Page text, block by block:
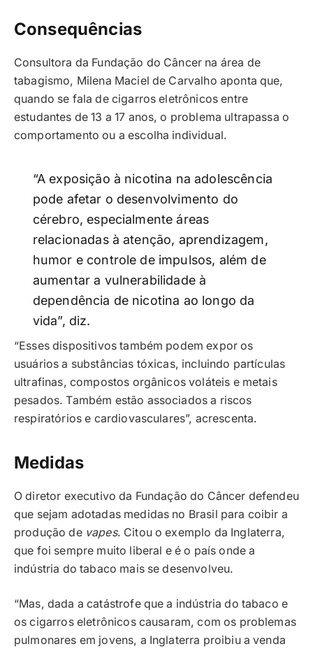
Consequências
Consultora da Fundação do Câncer na área de
tabagismo, Milena Maciel de Carvalho aponta que,
quando se fala de cigarros eletrônicos entre
estudantes de 13 a 17 anos, o problema ultrapassa o
comportamento ou a escolha individual.
“A exposição à nicotina na adolescência
pode afetar o desenvolvimento do
cérebro, especialmente áreas
relacionadas à atenção, aprendizagem,
humor e controle de impulsos, além de
aumentar a vulnerabilidade à
dependência de nicotina ao longo da
vida”, diz.
“Esses dispositivos também podem expor os
usuários a substâncias tóxicas, incluindo partículas
ultrafinas, compostos orgânicos voláteis e metais
pesados. Também estão associados a riscos
respiratórios e cardiovasculares”, acrescenta.
Medidas
O diretor executivo da Fundação do Câncer defendeu
que sejam adotadas medidas no Brasil para coibir a
produção de vapes. Citou o exemplo da Inglaterra,
que foi sempre muito liberal e é o país onde a
indústria do tabaco mais se desenvolveu.
“Mas, dada a catástrofe que a indústria do tabaco e
os cigarros eletrônicos causaram, com os problemas
pulmonares em jovens, a Inglaterra proibiu a venda